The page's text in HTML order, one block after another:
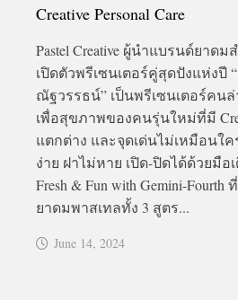
Creative Personal Care
Pastel Creative ผู้นำแบรนด์ยา
เปิดตัวพรีเซนเตอร์คู่สุดปังแห่งปี
ณัฐวรรธน์” เป็นพรีเซนเตอร์ค
เพื่อสุขภาพของคนรุ่นใหม่ที่มี
แตกต่าง และจุดเด่นไม่เหมือนใ
ง่าย ฝาไม่หาย เปิด-ปิดได้ด้วยมือเ
Fresh & Fun with Gemini-
ยาดมพาสเทลทั้ง 3 สูตร...
June 14, 2024